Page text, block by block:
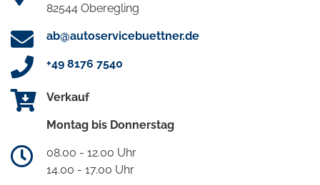
82544 Oberegling
ab@autoservicebuettner.de
+49 8176 7540
Verkauf
Montag bis Donnerstag
08.00 - 12.00 Uhr
14.00 - 17.00 Uhr